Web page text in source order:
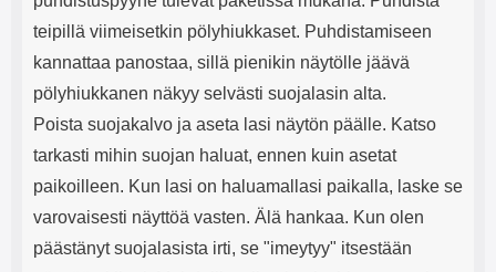
teipillä viimeisetkin pölyhiukkaset. Puhdistamiseen
kannattaa panostaa, sillä pienikin näytölle jäävä
pölyhiukkanen näkyy selvästi suojalasin alta.
Poista suojakalvo ja aseta lasi näytön päälle. Katso
tarkasti mihin suojan haluat, ennen kuin asetat
paikoilleen. Kun lasi on haluamallasi paikalla, laske se
varovaisesti näyttöä vasten. Älä hankaa. Kun olen
päästänyt suojalasista irti, se "imeytyy" itsestään